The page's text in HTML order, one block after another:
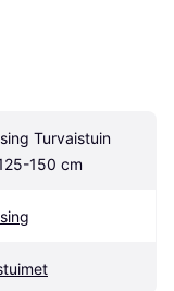
Turvaistuin
150 cm